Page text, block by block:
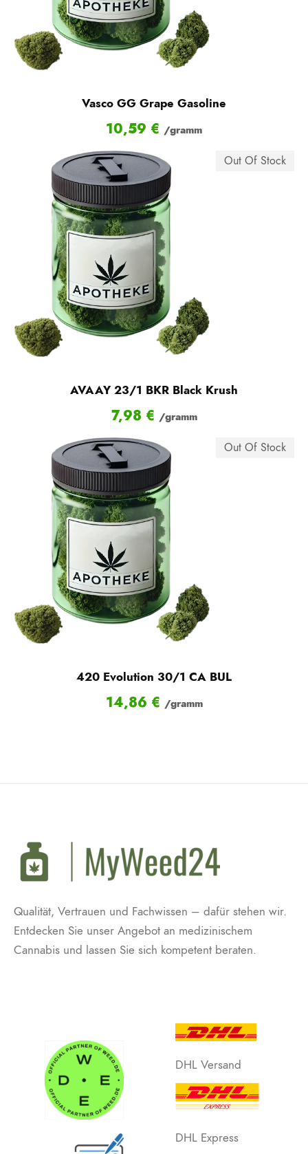
Vasco GG Grape Gasoline
10,59 € /gramm
Out Of Stock
AVAAY 23/1 BKR Black Krush
7,98 € /gramm
Out Of Stock
420 Evolution 30/1 CA BUL
14,86 € /gramm
Qualität, Vertrauen und Fachwissen – dafür stehen wir.
Entdecken Sie unser Angebot an medizinischem
Cannabis und lassen Sie sich kompetent beraten.
DHL Versand
DHL Express